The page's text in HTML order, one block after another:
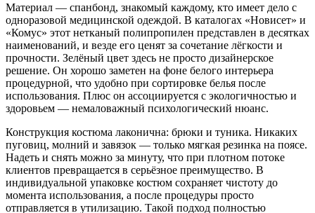
Материал — спанбонд, знакомый каждому, кто имеет дело с
одноразовой медицинской одеждой. В каталогах «Новисет» и
«Комус» этот нетканый полипропилен представлен в десятках
наименований, и везде его ценят за сочетание лёгкости и
прочности. Зелёный цвет здесь не просто дизайнерское
решение. Он хорошо заметен на фоне белого интерьера
процедурной, что удобно при сортировке белья после
использования. Плюс он ассоциируется с экологичностью и
здоровьем — немаловажный психологический нюанс.
Конструкция костюма лаконична: брюки и туника. Никаких
пуговиц, молний и завязок — только мягкая резинка на поясе.
Надеть и снять можно за минуту, что при плотном потоке
клиентов превращается в серьёзное преимущество. В
индивидуальной упаковке костюм сохраняет чистоту до
момента использования, а после процедуры просто
отправляется в утилизацию. Такой подход полностью